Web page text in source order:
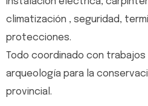
climatización , seguridad,
protecciones.
Todo coordinado con
arqueología para la
provincial.